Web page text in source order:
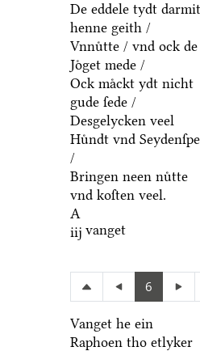
De eddele tydt darmit
henne geith /
Vnnuͤtte / vnd ock de
Joͤget mede /
Ock maͤckt ydt nicht
gude ſede /
Desgelycken veel
Huͤndt vnd
/
Bringen neen nuͤtte
vnd koſten veel.
A
iij vanget
6
Vanget he ein
Raphoen tho etlyker